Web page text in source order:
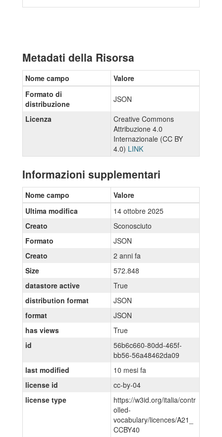
Metadati della Risorsa
Nome campo
Valore
Formato di
distribuzione
JSON
Licenza
Creative Commons
Attribuzione 4.0
Internazionale (CC BY
4.0) LINK
Informazioni supplementari
Nome campo
Valore
Ultima modifica
14 ottobre 2025
Creato
Sconosciuto
Formato
JSON
Creato
2 anni fa
Size
572.848
datastore active
True
distribution format
JSON
format
JSON
has views
True
id
56b6c660-80dd-465f-
bb56-56a48462da09
last modified
10 mesi fa
license id
cc-by-04
license type
https://w3id.org/italia/contr
olled-
vocabulary/licences/A21_
CCBY40